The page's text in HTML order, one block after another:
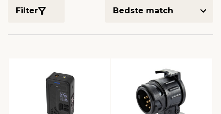
& persienner
& standere
kloak
& spande
underholdning
Filter